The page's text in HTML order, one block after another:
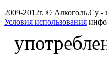
2009-2012г. © Алкоголь.Су
Условия использования